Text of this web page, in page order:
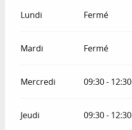
Lundi Fermé
Mardi Fermé
Mercredi 09:30 - 12:30
Jeudi 09:30 - 12:30